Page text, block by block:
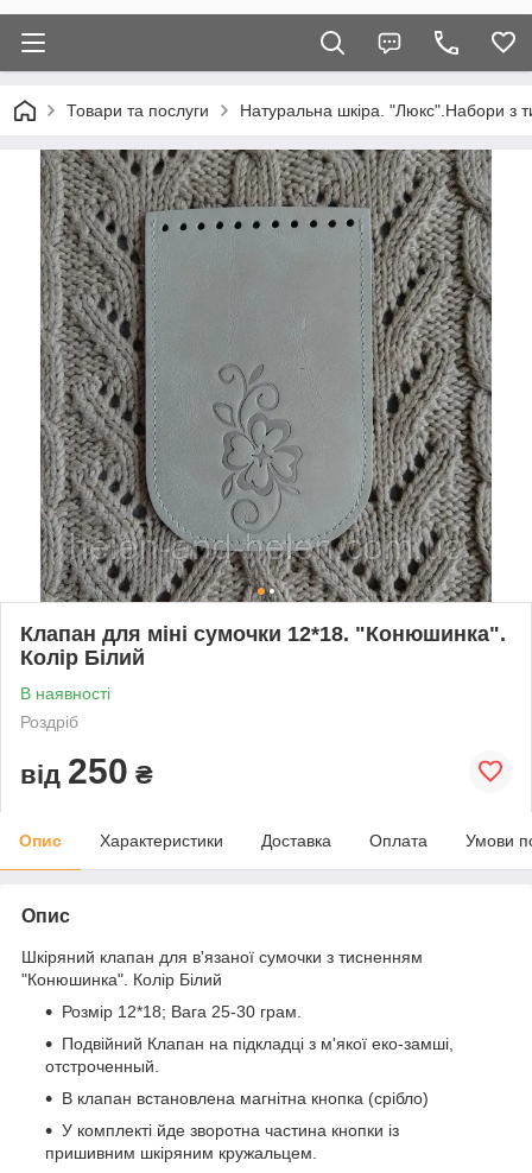
Товари та послуги Натуральна шкіра. "Люкс".Набори з
Клапан для міні сумочки 12*18. "Конюшинка".
Колір Білий
В наявності
Роздріб
від 250 ₴
Опис Характеристики Доставка Оплата Умови
Опис
Шкіряний клапан для в'язаної сумочки з тисненням
"Конюшинка". Колір Білий
Розмір 12*18; Вага 25-30 грам.
Подвійний Клапан на підкладці з м'якої еко-замші,
отстроченный.
В клапан встановлена магнітна кнопка (срібло)
У комплекті йде зворотна частина кнопки із
пришивним шкіряним кружальцем.